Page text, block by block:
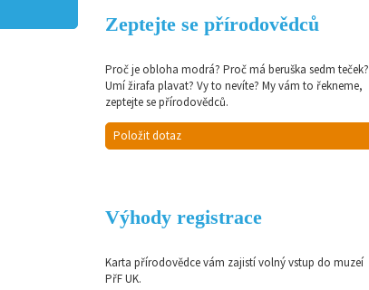
Zeptejte se přírodovědců
Proč je obloha modrá? Proč má beruška sedm teček?
Umí žirafa plavat? Vy to nevíte? My vám to řekneme,
zeptejte se přírodovědců.
Položit dotaz
Výhody registrace
Karta přírodovědce vám zajistí volný vstup do muzeí
PřF UK.